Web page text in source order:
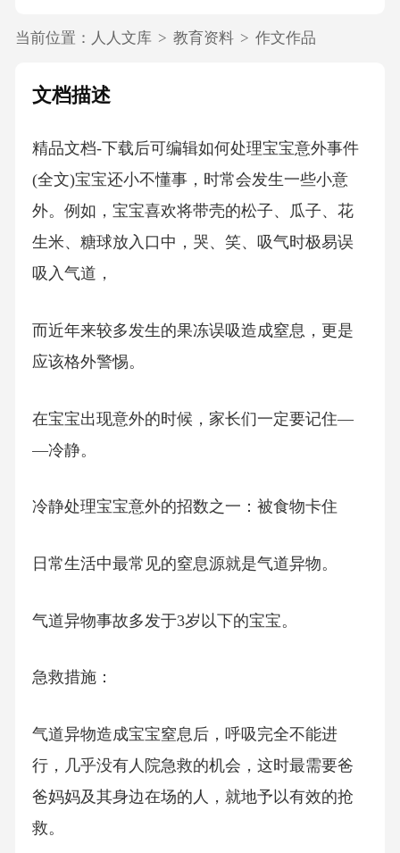
当前位置： 人人文库 > 教育资料 > 作文作品
文档描述
精品文档-下载后可编辑如何处理宝宝意外事件
(全文)宝宝还小不懂事，时常会发生一些小意
外。例如，宝宝喜欢将带壳的松子、瓜子、花
生米、糖球放入口中，哭、笑、吸气时极易误
吸入气道，
而近年来较多发生的果冻误吸造成窒息，更是
应该格外警惕。
在宝宝出现意外的时候，家长们一定要记住―
―冷静。
冷静处理宝宝意外的招数之一：被食物卡住
日常生活中最常见的窒息源就是气道异物。
气道异物事故多发于3岁以下的宝宝。
急救措施：
气道异物造成宝宝窒息后，呼吸完全不能进
行，几乎没有人院急救的机会，这时最需要爸
爸妈妈及其身边在场的人，就地予以有效的抢
救。